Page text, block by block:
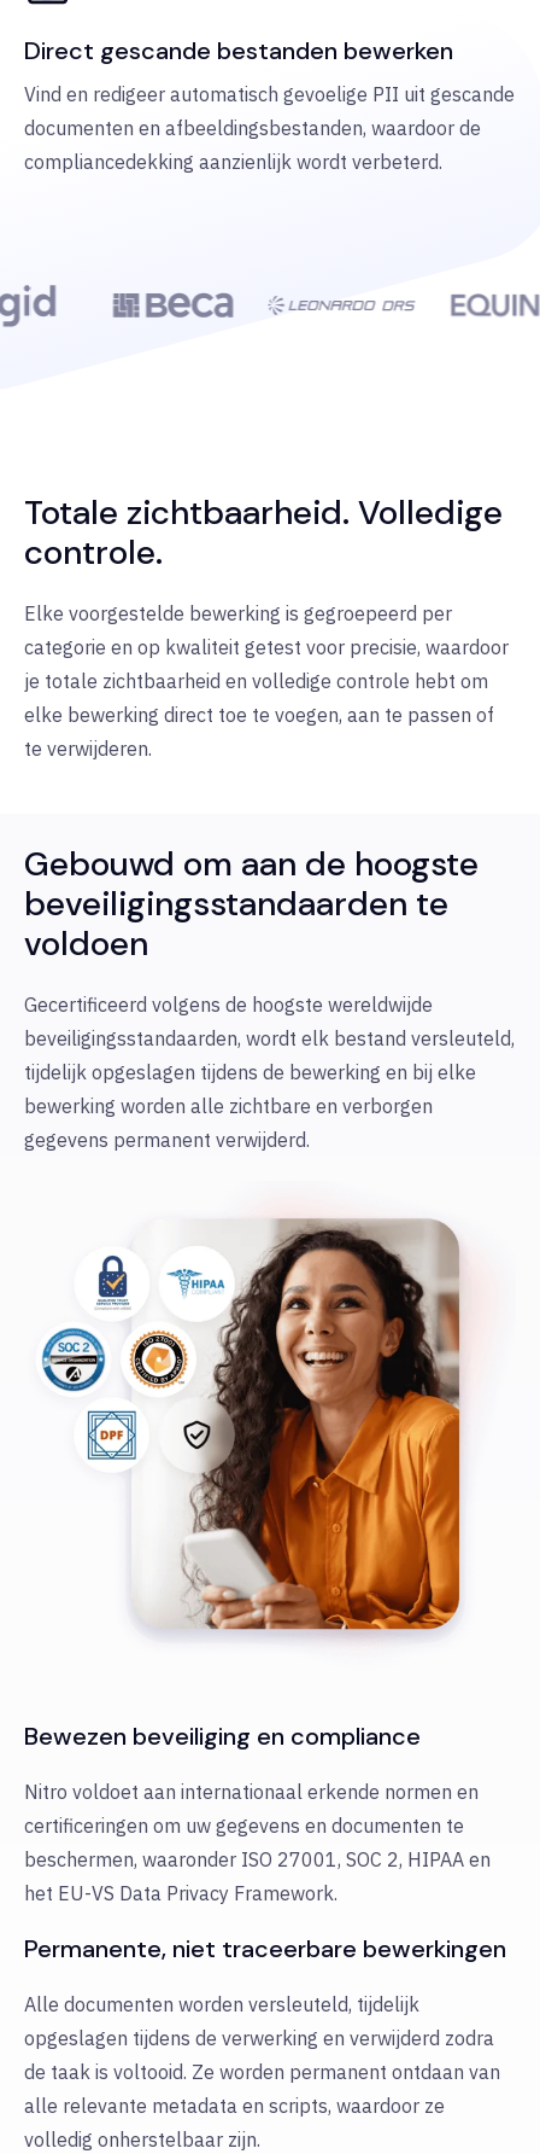
Direct gescande bestanden bewerken
Vind en redigeer automatisch gevoelige PII uit gescande
documenten en afbeeldingsbestanden, waardoor de
compliancedekking aanzienlijk wordt verbeterd.
Totale zichtbaarheid. Volledige
controle.
Elke voorgestelde bewerking is gegroepeerd per
categorie en op kwaliteit getest voor precisie, waardoor
je totale zichtbaarheid en volledige controle hebt om
elke bewerking direct toe te voegen, aan te passen of
te verwijderen.
Gebouwd om aan de hoogste
beveiligingsstandaarden te
voldoen
Gecertificeerd volgens de hoogste wereldwijde
beveiligingsstandaarden, wordt elk bestand versleuteld,
tijdelijk opgeslagen tijdens de bewerking en bij elke
bewerking worden alle zichtbare en verborgen
gegevens permanent verwijderd.
Bewezen beveiliging en compliance
Nitro voldoet aan internationaal erkende normen en
certificeringen om uw gegevens en documenten te
beschermen, waaronder ISO 27001, SOC 2, HIPAA en
het EU-VS Data Privacy Framework.
Permanente, niet traceerbare bewerkingen
Alle documenten worden versleuteld, tijdelijk
opgeslagen tijdens de verwerking en verwijderd zodra
de taak is voltooid. Ze worden permanent ontdaan van
alle relevante metadata en scripts, waardoor ze
volledig onherstelbaar zijn.